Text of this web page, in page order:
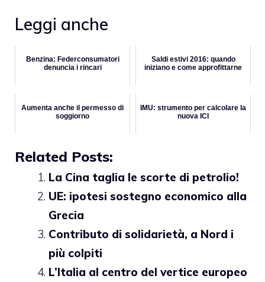
Leggi anche
Benzina: Federconsumatori
denuncia i rincari
Saldi estivi 2016: quando
iniziano e come approfittarne
Aumenta anche il permesso di
soggiorno
IMU: strumento per calcolare la
nuova ICI
Related Posts:
La Cina taglia le scorte di petrolio!
UE: ipotesi sostegno economico alla
Grecia
Contributo di solidarietà, a Nord i
più colpiti
L’Italia al centro del vertice europeo